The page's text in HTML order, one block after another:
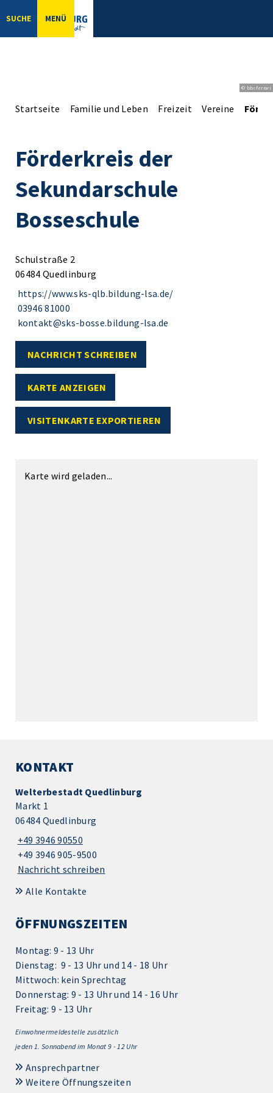
SUCHE MENÜ
© bbsferrari
Startseite Familie und Leben Freizeit Vereine
Förderkreis der
Sekundarschule
Bosseschule
Schulstraße 2
06484 Quedlinburg
https://www.sks-qlb.bildung-lsa.de/
03946 81000
kontakt@sks-bosse.bildung-lsa.de
NACHRICHT SCHREIBEN
KARTE ANZEIGEN
VISITENKARTE EXPORTIEREN
Karte wird geladen...
KONTAKT
Welterbestadt Quedlinburg
Markt 1
06484 Quedlinburg
+49 3946 90550
+49 3946 905-9500
Nachricht schreiben
Alle Kontakte
ÖFFNUNGSZEITEN
Montag: 9 - 13 Uhr
Dienstag: 9 - 13 Uhr und 14 - 18 Uhr
Mittwoch: kein Sprechtag
Donnerstag: 9 - 13 Uhr und 14 - 16 Uhr
Freitag: 9 - 13 Uhr
Einwohnermeldestelle zusätzlich
jeden 1. Sonnabend im Monat 9 - 12 Uhr
Ansprechpartner
Weitere Öffnungszeiten